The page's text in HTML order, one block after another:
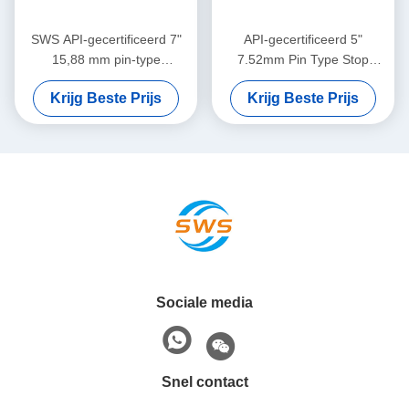
SWS API-gecertificeerd 7"
15,88 mm pin-type
stopkraag 1 jaar garantie
voor
centralisatietoepassingen
Krijg Beste Prijs
API-gecertificeerd 5"
7.52mm Pin Type Stop
Collar Best selling SWS High
Carbon Steel Movement
Limiter voor casing
Krijg Beste Prijs
Sociale media
Snel contact